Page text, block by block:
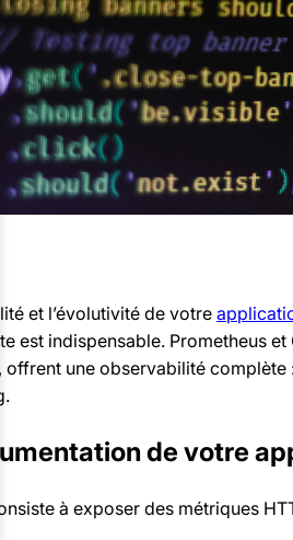
et l’évolutivité de votre
est indispensable. Prometheus
une observabilité
de votre
à exposer des métriques